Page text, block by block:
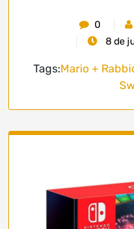
0
8 de
Tags:Mario +